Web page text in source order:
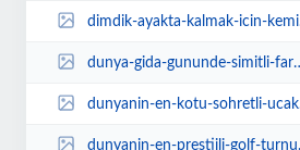
dimdik-ayakta-kalmak-icin-kemik-sagligina-dikkat-hMEeMNvr.jpg
dunya-gida-gununde-simitli-farkindalik-1qEtOQU6.jpg
dunyanin-en-kotu-sohretli-ucak-kazalarini-arastiran-ucak-kazalarinin-izinde-2...
dunyanin-en-prestijli-golf-turnuvalarindan-edinburgh-duku-kupasinin-turkiye-a...